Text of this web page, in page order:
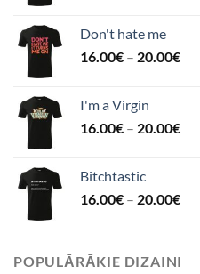
Don't hate me
16.00€ – 20.00€
I'm a Virgin
16.00€ – 20.00€
Bitchtastic
16.00€ – 20.00€
POPULĀRĀKIE DIZAINI